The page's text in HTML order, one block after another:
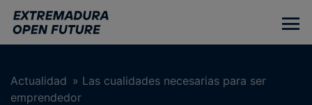
contenido
Actualidad » Las cualidades necesarias para ser
emprendedor